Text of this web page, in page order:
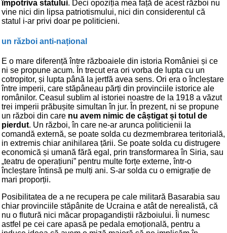
împotriva statului. Deci opoziția mea față de acest război nu
vine nici din lipsa patriotismului, nici din considerentul că
statul i-ar privi doar pe politicieni.
un război anti-național
E o mare diferență între războaiele din istoria României și ce
ni se propune acum. În trecut era ori vorba de lupta cu un
cotropitor, și lupta până la jertfă avea sens. Ori era o încleștare
între imperii, care stăpâneau părți din provinciile istorice ale
românilor. Ceasul sublim al istoriei noastre de la 1918 a văzut
trei imperii prăbușite simultan în jur. În prezent, ni se propune
un război din care nu avem nimic de câștigat și totul de
pierdut. Un război, în care ne-ar arunca politicienii la
comandă externă, se poate solda cu dezmembrarea teritorială,
in extremis chiar anihilarea țării. Se poate solda cu distrugere
economică și umană fără egal, prin transformarea în Siria, sau
„teatru de operațiuni” pentru multe forțe externe, într-o
încleștare întinsă pe mulți ani. S-ar solda cu o emigrație de
mari proporții.
Posibilitatea de a ne recupera pe cale militară Basarabia sau
chiar provinciile stăpânite de Ucraina e atât de nerealistă, că
nu o flutură nici măcar propagandiștii războiului. Îi numesc
astfel pe cei care apasă pe pedala emoțională, pentru a